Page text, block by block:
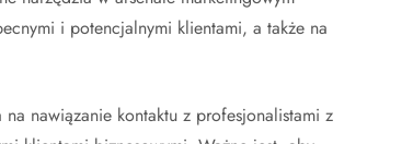
i potencjalnymi klientami, a także na
nawiązanie kontaktu z profesjonalistami z